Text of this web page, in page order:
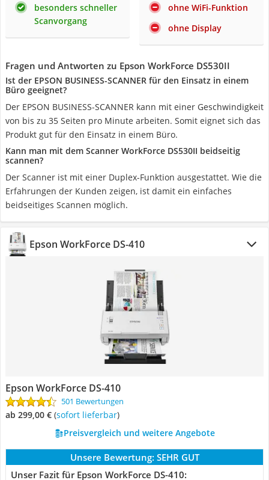
besonders schneller
Scanvorgang
ohne WiFi-Funktion
ohne Display
Fragen und Antworten zu Epson WorkForce DS530II
Ist der EPSON BUSINESS-SCANNER für den Einsatz in einem
Büro geeignet?
Der EPSON BUSINESS-SCANNER kann mit einer Geschwindigkeit
von bis zu 35 Seiten pro Minute arbeiten. Somit eignet sich das
Produkt gut für den Einsatz in einem Büro.
Kann man mit dem Scanner WorkForce DS530II beidseitig
scannen?
Der Scanner ist mit einer Duplex-Funktion ausgestattet. Wie die
Erfahrungen der Kunden zeigen, ist damit ein einfaches
beidseitiges Scannen möglich.
Epson WorkForce DS-410
Epson WorkForce DS-410
501 Bewertungen
ab 299,00 € ( Sofort lieferbar)
Preisvergleich und weitere Angebote
Unsere Bewertung: SEHR GUT
Unser Fazit für Epson WorkForce DS-410: